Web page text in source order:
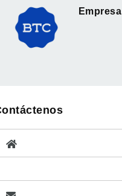
Empresa